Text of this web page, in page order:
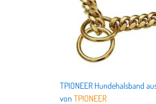
vonTPIONEER